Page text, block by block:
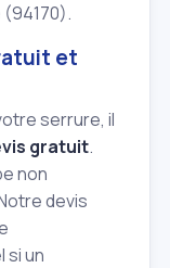
(94170).
et
serrure, il
gratuit.
non
devis
si un